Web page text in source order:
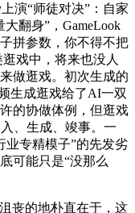
演“师徒对决”：自家
翻身”，GameLook
拼参数，你不得不把
戏中，将来也没人
做逛戏。初次生成的
生成逛戏给了AI一双
的协做体例，但逛戏
、生成、竣事。一
业专精模子”的先发劣
可能只是“没那么
丧的地朴直在于，这